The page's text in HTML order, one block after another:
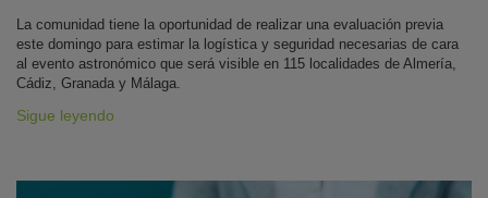
La comunidad tiene la oportunidad de realizar una evaluación previa
este domingo para estimar la logística y seguridad necesarias de cara
al evento astronómico que será visible en 115 localidades de Almería,
Cádiz, Granada y Málaga.
Sigue leyendo